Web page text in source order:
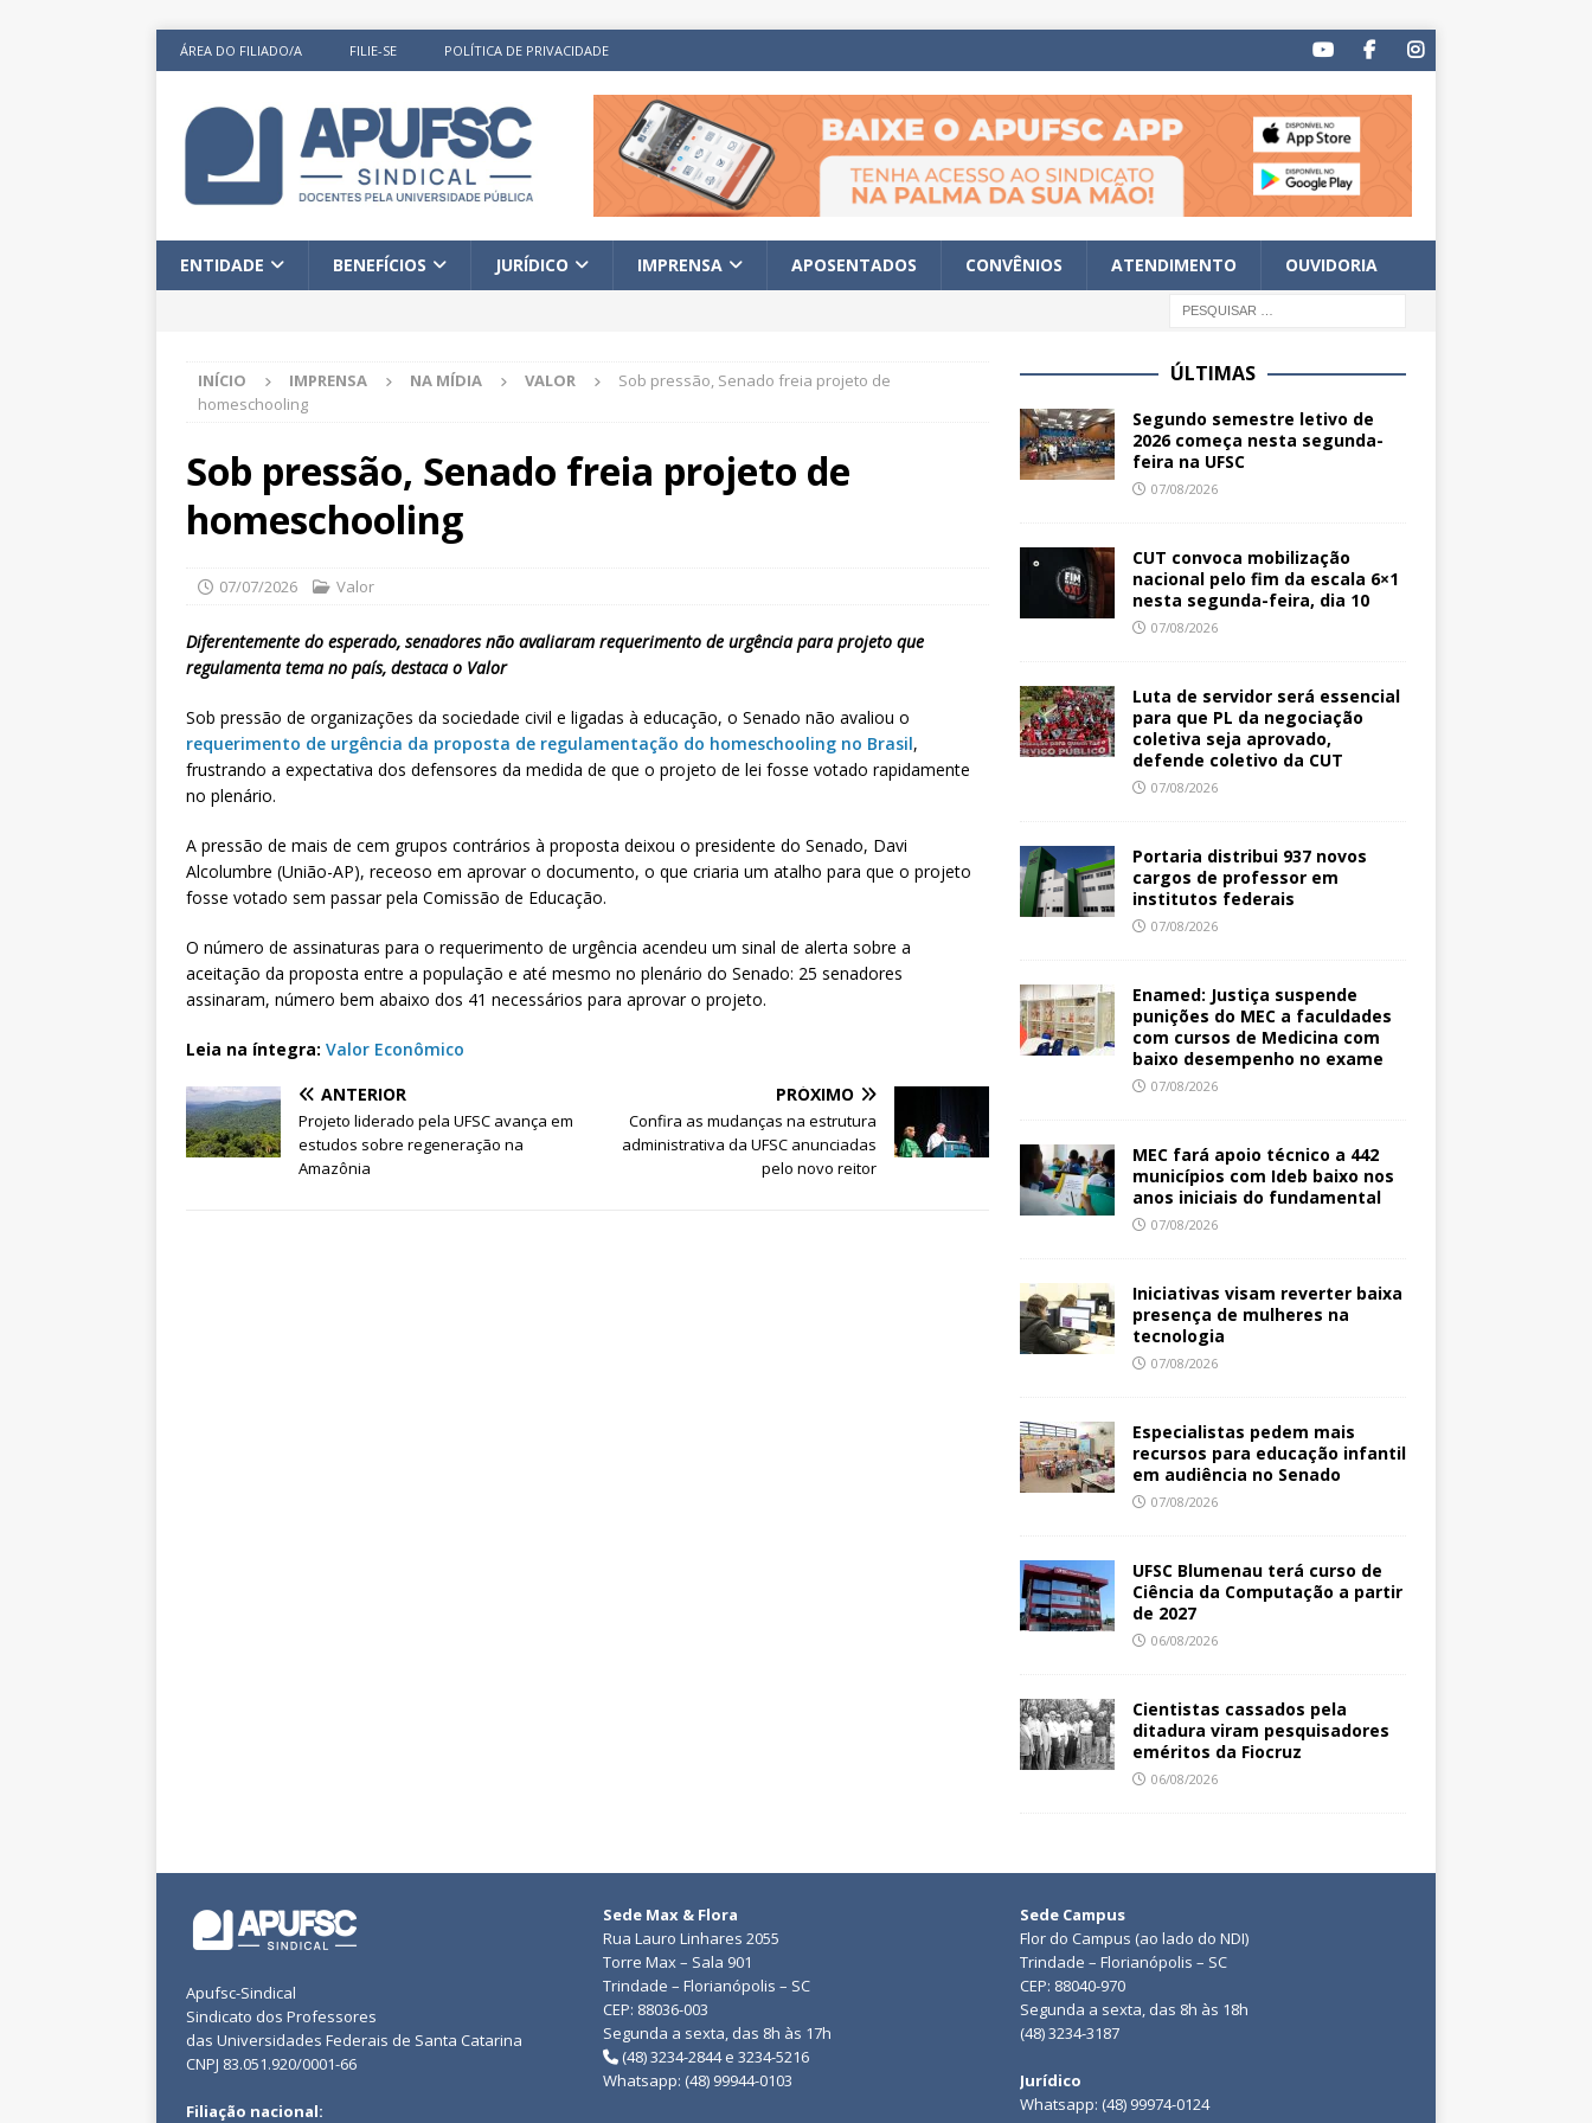
ÁREA DO FILIADO/A FILIE-SE POLÍTICA DE PRIVACIDADE
ENTIDADE BENEFÍCIOS JURÍDICO IMPRENSA APOSENTADOS CONVÊNIOS ATENDIMENTO OUVIDORIA
INÍCIO IMPRENSA NA MÍDIA VALOR
Sob pressão, Senado freia projeto de
homeschooling
Sob pressão, Senado freia projeto de
homeschooling
07/07/2026 Valor
Diferentemente do esperado, senadores não avaliaram requerimento de urgência para projeto que
regulamenta tema no país, destaca o Valor
Sob pressão de organizações da sociedade civil e ligadas à educação, o Senado não avaliou o
requerimento de urgência da proposta de regulamentação do homeschooling no Brasil,
frustrando a expectativa dos defensores da medida de que o projeto de lei fosse votado rapidamente
no plenário.
A pressão de mais de cem grupos contrários à proposta deixou o presidente do Senado, Davi
Alcolumbre (União-AP), receoso em aprovar o documento, o que criaria um atalho para que o projeto
fosse votado sem passar pela Comissão de Educação.
O número de assinaturas para o requerimento de urgência acendeu um sinal de alerta sobre a
aceitação da proposta entre a população e até mesmo no plenário do Senado: 25 senadores
assinaram, número bem abaixo dos 41 necessários para aprovar o projeto.
Leia na íntegra: Valor Econômico
ANTERIOR
Projeto liderado pela UFSC avança em
estudos sobre regeneração na
Amazônia
PRÓXIMO
Confira as mudanças na estrutura
administrativa da UFSC anunciadas
pelo novo reitor
ÚLTIMAS
Segundo semestre letivo de
2026 começa nesta segunda-
feira na UFSC
07/08/2026
CUT convoca mobilização
nacional pelo fim da escala 6×1
nesta segunda-feira, dia 10
07/08/2026
Luta de servidor será essencial
para que PL da negociação
coletiva seja aprovado,
defende coletivo da CUT
07/08/2026
Portaria distribui 937 novos
cargos de professor em
institutos federais
07/08/2026
Enamed: Justiça suspende
punições do MEC a faculdades
com cursos de Medicina com
baixo desempenho no exame
07/08/2026
MEC fará apoio técnico a 442
municípios com Ideb baixo nos
anos iniciais do fundamental
07/08/2026
Iniciativas visam reverter baixa
presença de mulheres na
tecnologia
07/08/2026
Especialistas pedem mais
recursos para educação infantil
em audiência no Senado
07/08/2026
UFSC Blumenau terá curso de
Ciência da Computação a partir
de 2027
06/08/2026
Cientistas cassados pela
ditadura viram pesquisadores
eméritos da Fiocruz
06/08/2026
Apufsc-Sindical
Sindicato dos Professores
das Universidades Federais de Santa Catarina
CNPJ 83.051.920/0001-66
Filiação nacional:
Sede Max & Flora
Rua Lauro Linhares 2055
Torre Max – Sala 901
Trindade – Florianópolis – SC
CEP: 88036-003
Segunda a sexta, das 8h às 17h
(48) 3234-2844 e 3234-5216
Whatsapp: (48) 99944-0103
Sede Campus
Flor do Campus (ao lado do NDI)
Trindade – Florianópolis – SC
CEP: 88040-970
Segunda a sexta, das 8h às 18h
(48) 3234-3187
Jurídico
Whatsapp: (48) 99974-0124